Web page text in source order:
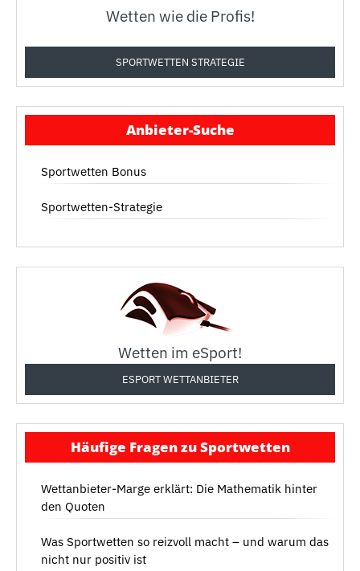
Wetten wie die Profis!
SPORTWETTEN STRATEGIE
Anbieter-Suche
Sportwetten Bonus
Sportwetten-Strategie
Wetten im eSport!
ESPORT WETTANBIETER
Häufige Fragen zu Sportwetten
Wettanbieter-Marge erklärt: Die Mathematik hinter
den Quoten
Was Sportwetten so reizvoll macht – und warum das
nicht nur positiv ist